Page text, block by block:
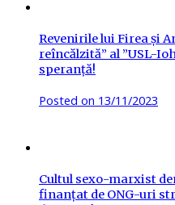
Revenirile lui Firea și
reîncălzită” al ”USL-
speranță!
Posted on 13/11/2023
Cultul sexo-marxist
finanțat de ONG-uri